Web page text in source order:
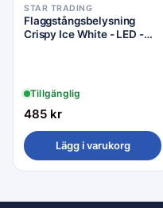
STAR TRADING
Flaggstångsbelysning
Crispy Ice White - LED -
Tillgänglig
485 kr
Lägg i varukorg